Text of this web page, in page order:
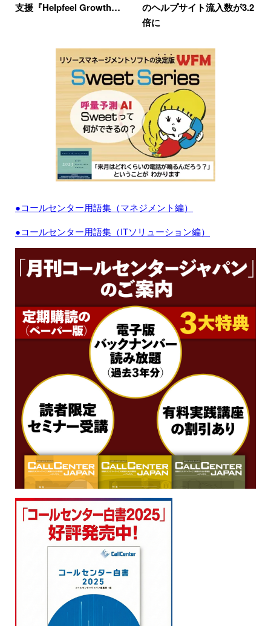
支援『Helpfeel Growth…
のヘルプサイト流入数が3.2
倍に
●コールセンター用語集（マネジメント編）
●コールセンター用語集（ITソリューション編）